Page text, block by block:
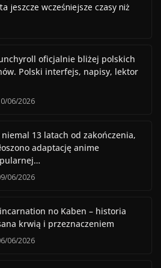
jeszcze wcześniejsze czasy niż
oficjalnie bliżej polskich
Polski interfejs, napisy, lektor
06/2026
niemal 13 latach od zakończenia,
adaptację anime
06/2026
no Kaben – historia
krwią i przeznaczeniem
06/2026